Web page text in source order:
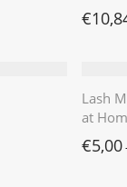
€
Lash
at
€5,00